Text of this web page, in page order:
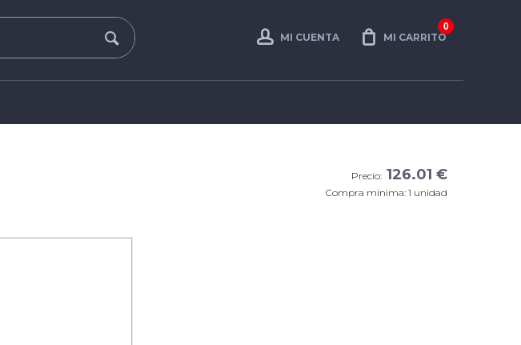
0
MI CARRITO
MI CUENTA
Precio: 126.01 €
Compra mínima: 1 unidad